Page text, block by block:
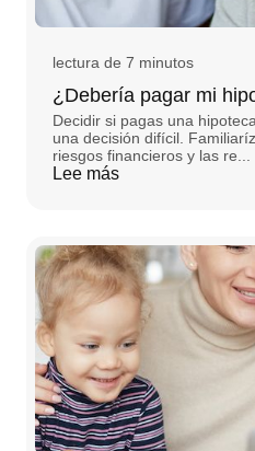
lectura de 7 minutos
¿Debería pagar mi
Decidir si pagas una
una decisión difícil.
riesgos financieros y las re...
Lee más